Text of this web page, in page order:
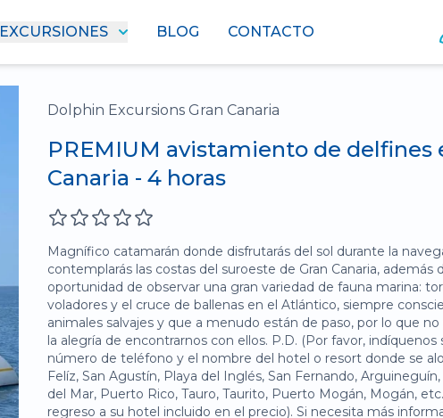
EXCURSIONES BLOG CONTACTO
Dolphin Excursions Gran Canaria
PREMIUM avistamiento de delfines
Canaria - 4 horas
Magnífico catamarán donde disfrutarás del sol durante la
contemplarás las costas del suroeste de Gran Canaria, además
oportunidad de observar una gran variedad de fauna marina:
voladores y el cruce de ballenas en el Atlántico, siempre
animales salvajes y que a menudo están de paso, por lo que
la alegría de encontrarnos con ellos. P.D. (Por favor, indíquenos
número de teléfono y el nombre del hotel o resort donde se
Felíz, San Agustín, Playa del Inglés, San Fernando,
del Mar, Puerto Rico, Tauro, Taurito, Puerto Mogán, Mogán,
regreso a su hotel incluido en el precio). Si necesita más